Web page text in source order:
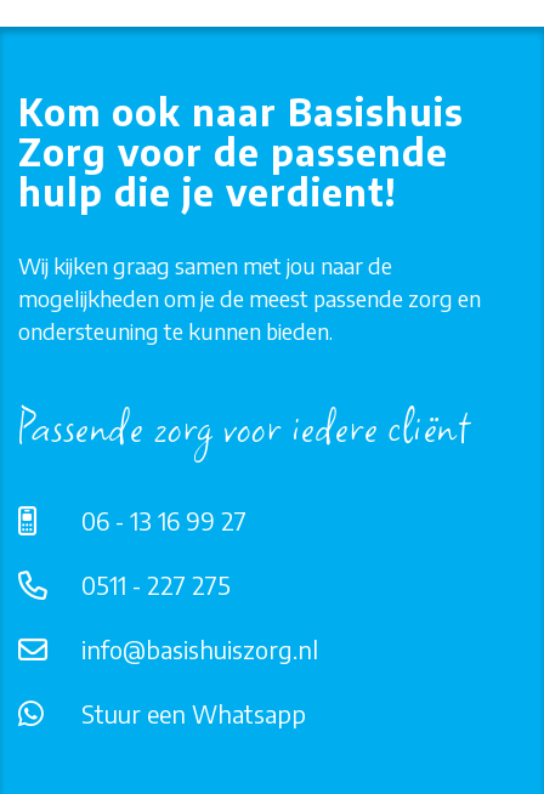
Kom ook naar Basishuis
Zorg voor de passende
hulp die je verdient!
Wij kijken graag samen met jou naar de
mogelijkheden om je de meest passende zorg en
ondersteuning te kunnen bieden.
Passende zorg voor iedere cliënt
06 - 13 16 99 27
0511 - 227 275
info@basishuiszorg.nl
Stuur een Whatsapp